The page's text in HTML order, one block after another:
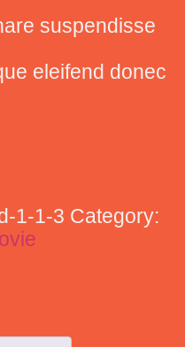
suspendisse
eleifend donec
1-1-3 Category: